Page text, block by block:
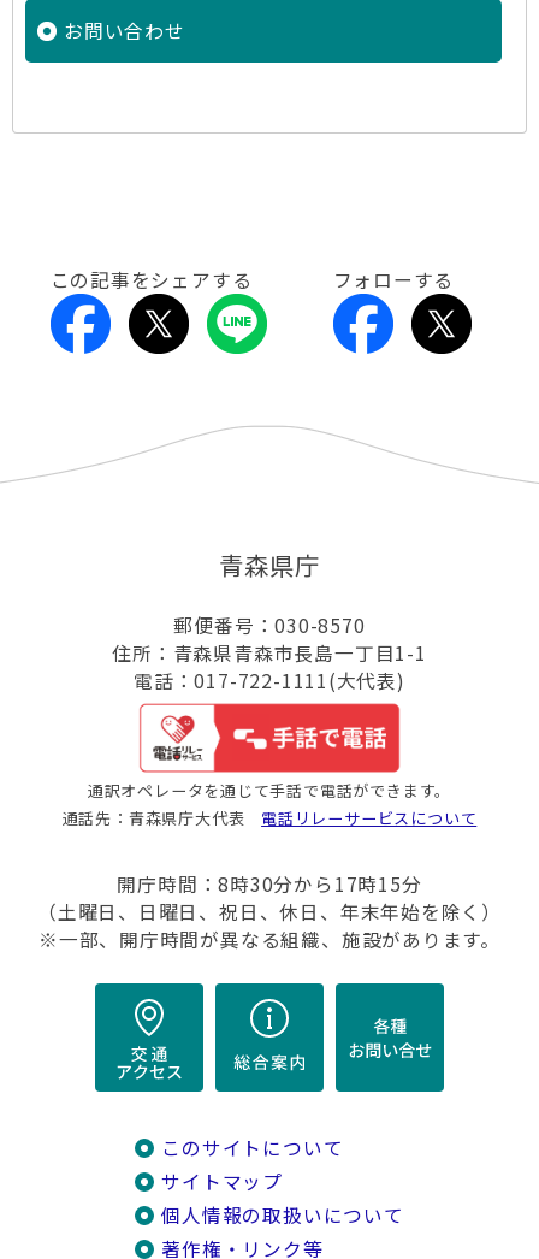
お問い合わせ
この記事をシェアする フォローする
青森県庁
郵便番号：030-8570
住所：青森県青森市長島一丁目1-1
電話：017-722-1111(大代表)
通訳オペレータを通じて手話で電話ができます。
通話先：青森県庁大代表 電話リレーサービスについて
開庁時間：8時30分から17時15分
（土曜日、日曜日、祝日、休日、年末年始を除く）
※一部、開庁時間が異なる組織、施設があります。
このサイトについて
サイトマップ
個人情報の取扱いについて
著作権・リンク等